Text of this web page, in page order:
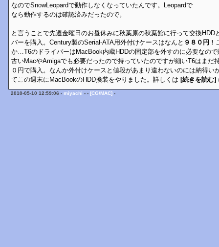
なのでSnowLeopardで動作しなくなっていたんです。Leopardで
なら動作するのは確認済みだったので。
と言うことで先週金曜日のお昼休みに秋葉原の秋葉館に行って交換HDD
バーを購入。Century製のSerial-ATA用外付けケースはなんと ９８０円 ！
か…T6のドライバーはMacBook内蔵HDDの固定部を外すのに必要なの
古いMacやAmigaでも必要だったので持っていたのですが細いT6はまだ
０円で購入。なんか外付けケースと値段があまり違わないのには納得い
てこの週末にMacBookのHDD換装をやりました。詳しくは [続きを読む]
2010-05-10 12:59:06 - miyachi - - [CG/MAC] -